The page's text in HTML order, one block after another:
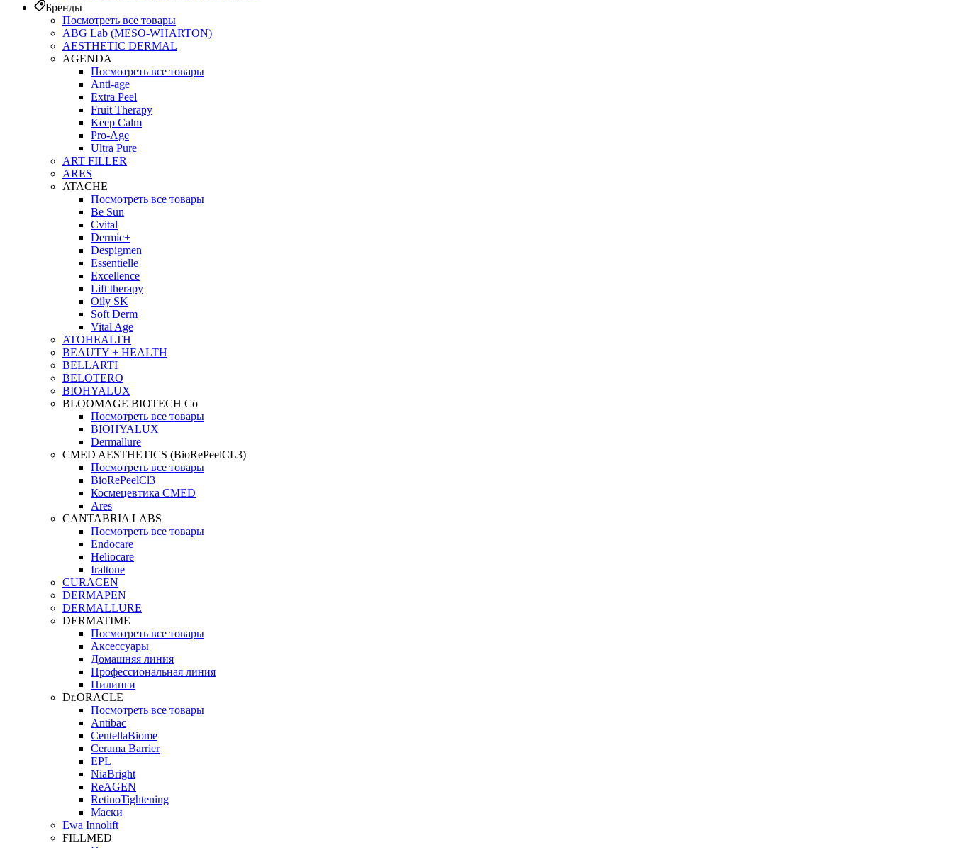
Бренды
Посмотреть все товары
ABG Lab (MESO-WHARTON)
AESTHETIC DERMAL
AGENDA
Посмотреть все товары
Anti-age
Extra Peel
Fruit Therapy
Keep Calm
Pro‑Age
Ultra Pure
ART FILLER
ARES
ATACHE
Посмотреть все товары
Be Sun
Cvital
Dermic+
Despigmen
Essentielle
Excellence
Lift therapy
Oily SK
Soft Derm
Vital Age
ATOHEALTH
BEAUTY + HEALTH
BELLARTI
BELOTERO
BIOHYALUX
BLOOMAGE BIOTECH Co
Посмотреть все товары
BIOHYALUX
Dermallure
CMED AESTHETICS (BioRePeelCL3)
Посмотреть все товары
BioRePeelCl3
Космецевтика CMED
Ares
CANTABRIA LABS
Посмотреть все товары
Endocare
Heliocare
Iraltone
CURACEN
DERMAPEN
DERMALLURE
DERMATIME
Посмотреть все товары
Аксессуары
Домашняя линия
Профессиональная линия
Пилинги
Dr.ORACLE
Посмотреть все товары
Antibac
CentellaBiome
Cerama Barrier
EPL
NiaBright
ReAGEN
RetinoTightening
Маски
Ewa Innolift
FILLMED